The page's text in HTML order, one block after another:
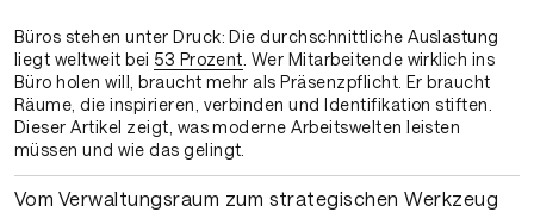
Büros stehen unter Druck: Die durchschnittliche Auslastung
liegt weltweit bei 53 Prozent. Wer Mitarbeitende wirklich ins
Büro holen will, braucht mehr als Präsenzpflicht. Er braucht
Räume, die inspirieren, verbinden und Identifikation stiften.
Dieser Artikel zeigt, was moderne Arbeitswelten leisten
müssen und wie das gelingt.
Vom Verwaltungsraum zum strategischen Werkzeug